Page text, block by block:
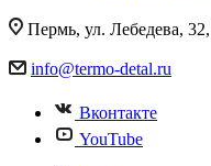
Пермь, ул. Лебедева,
info@termo-detal.ru
Вконтакте
YouTube